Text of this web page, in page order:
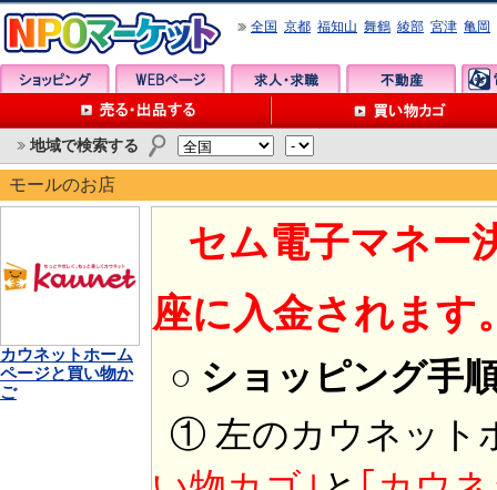
全国 京都 福知山 舞鶴 綾部 宮津 亀岡
地域で検索する
モールのお店
カウネットホーム
ページと買い物か
ご
セム電子マネー
座に入金されます
○ ショッピング手
① 左のカウネット